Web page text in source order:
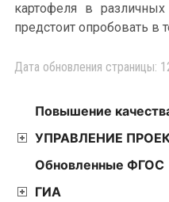
картофеля в
предстоит опробовать в
Дата обновления страницы:
Повышение
УПРАВЛЕНИЕ
Обновленные ФГОС
ГИА